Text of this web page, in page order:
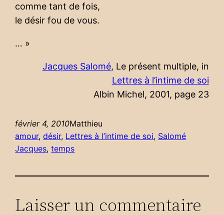
comme tant de fois,
le désir fou de vous.
… »
Jacques Salomé, Le présent multiple, in
Lettres à l’intime de soi
Albin Michel, 2001, page 23
février 4, 2010Matthieu
amour, désir, Lettres à l’intime de soi, Salomé
Jacques, temps
Laisser un commentaire